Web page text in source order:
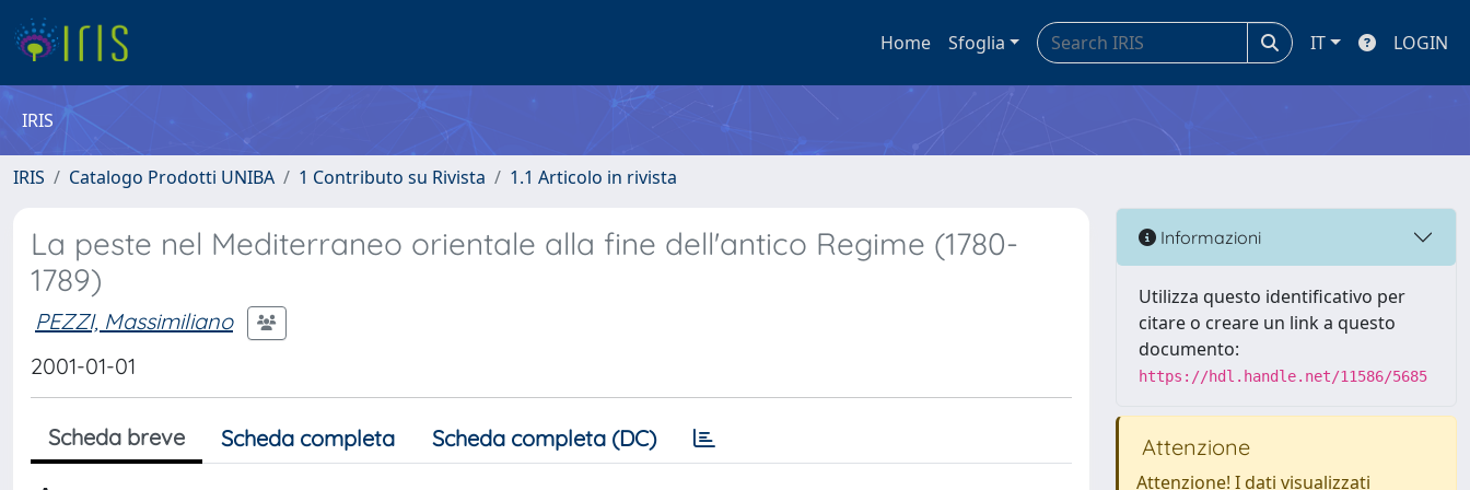
Home Sfoglia IT LOGIN
IRIS
IRIS Catalogo Prodotti UNIBA 1 Contributo su Rivista 1.1 Articolo in rivista
La peste nel Mediterraneo orientale alla fine dell'antico Regime (1780-
1789)
PEZZI, Massimiliano
2001-01-01
Scheda breve Scheda completa Scheda completa (DC)
Informazioni
Utilizza questo identificativo per
citare o creare un link a questo
documento:
https://hdl.handle.net/11586/5685
Attenzione
Attenzione! I dati visualizzati